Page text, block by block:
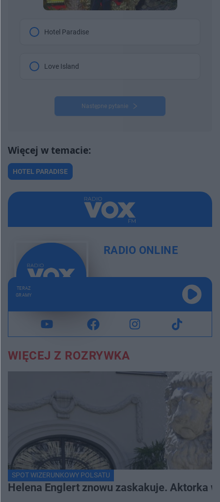
Hotel Paradise
Love Island
Następne pytanie
HOTEL PARADISE
RADIO ONLINE
TERAZ
GRAMY
WIĘCEJ Z ROZRYWKA
SPOT WIZERUNKOWY POLSATU
Helena Englert znowu zaskakuje. Aktorka